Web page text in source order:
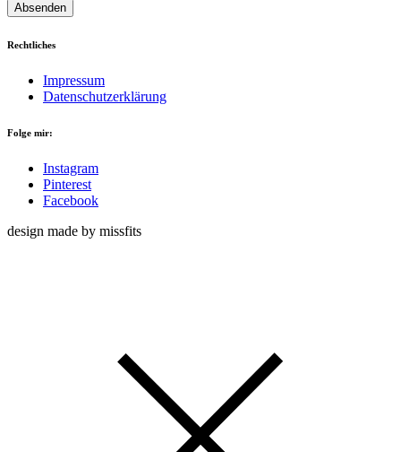
Absenden
Rechtliches
Impressum
Datenschutzerklärung
Folge mir:
Instagram
Pinterest
Facebook
design made by missfits